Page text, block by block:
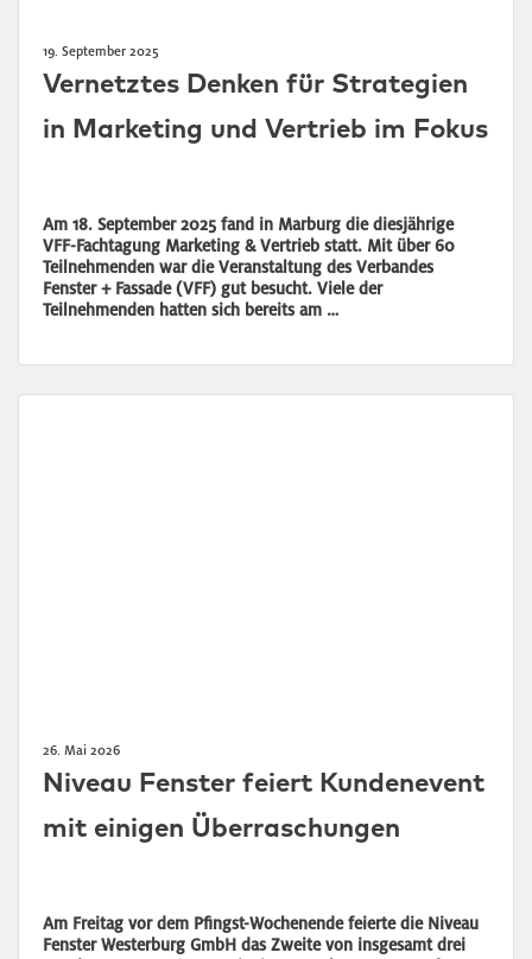
19. September 2025
Vernetztes Denken für Strategien
in Marketing und Vertrieb im Fokus
Am 18. September 2025 fand in Marburg die diesjährige
VFF-Fachtagung Marketing & Vertrieb statt. Mit über 60
Teilnehmenden war die Veranstaltung des Verbandes
Fenster + Fassade (VFF) gut besucht. Viele der
Teilnehmenden hatten sich bereits am …
26. Mai 2026
Niveau Fenster feiert Kundenevent
mit einigen Überraschungen
Am Freitag vor dem Pfingst-Wochenende feierte die Niveau
Fenster Westerburg GmbH das Zweite von insgesamt drei